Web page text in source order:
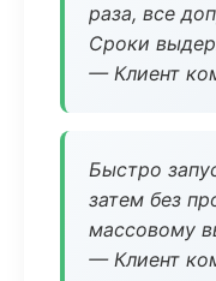
раза, все
Сроки
— Клиент
Быстро
затем без
массовому
— Клиент